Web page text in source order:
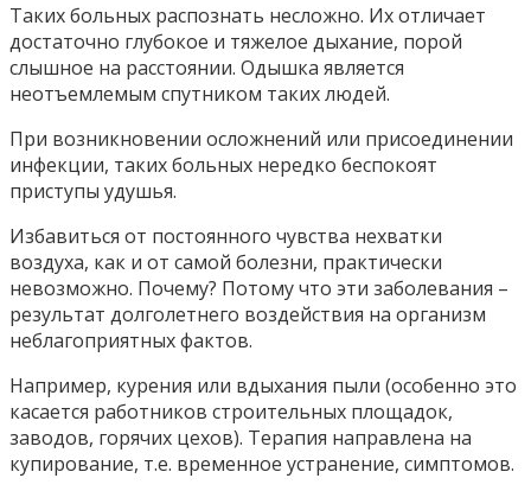
Таких больных распознать несложно. Их отличает
достаточно глубокое и тяжелое дыхание, порой
слышное на расстоянии. Одышка является
неотъемлемым спутником таких людей.
При возникновении осложнений или присоединении
инфекции, таких больных нередко беспокоят
приступы удушья.
Избавиться от постоянного чувства нехватки
воздуха, как и от самой болезни, практически
невозможно. Почему? Потому что эти заболевания –
результат долголетнего воздействия на организм
неблагоприятных фактов.
Например, курения или вдыхания пыли (особенно это
касается работников строительных площадок,
заводов, горячих цехов). Терапия направлена на
купирование, т.е. временное устранение, симптомов.